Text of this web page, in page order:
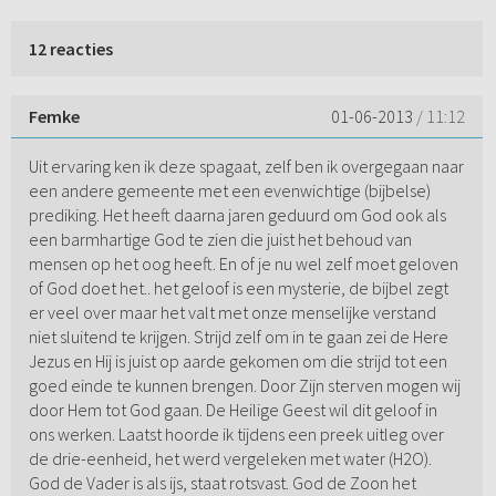
12 reacties
Femke 01-06-2013 / 11:12
Uit ervaring ken ik deze spagaat, zelf ben ik overgegaan naar
een andere gemeente met een evenwichtige (bijbelse)
prediking. Het heeft daarna jaren geduurd om God ook als
een barmhartige God te zien die juist het behoud van
mensen op het oog heeft. En of je nu wel zelf moet geloven
of God doet het.. het geloof is een mysterie, de bijbel zegt
er veel over maar het valt met onze menselijke verstand
niet sluitend te krijgen. Strijd zelf om in te gaan zei de Here
Jezus en Hij is juist op aarde gekomen om die strijd tot een
goed einde te kunnen brengen. Door Zijn sterven mogen wij
door Hem tot God gaan. De Heilige Geest wil dit geloof in
ons werken. Laatst hoorde ik tijdens een preek uitleg over
de drie-eenheid, het werd vergeleken met water (H2O).
God de Vader is als ijs, staat rotsvast. God de Zoon het